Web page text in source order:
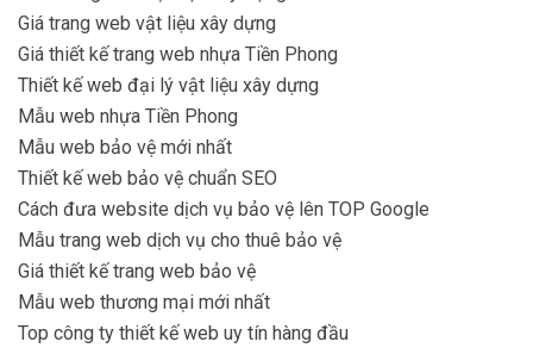
Giá trang web vật liệu xây dựng
Giá thiết kế trang web nhựa Tiền Phong
Thiết kế web đại lý vật liệu xây dựng
Mẫu web nhựa Tiền Phong
Mẫu web bảo vệ mới nhất
Thiết kế web bảo vệ chuẩn SEO
Cách đưa website dịch vụ bảo vệ lên TOP Google
Mẫu trang web dịch vụ cho thuê bảo vệ
Giá thiết kế trang web bảo vệ
Mẫu web thương mại mới nhất
Top công ty thiết kế web uy tín hàng đầu